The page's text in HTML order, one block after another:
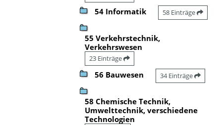
54 Informatik 58 Einträge
55 Verkehrstechnik,
Verkehrswesen
23 Einträge
56 Bauwesen 34 Einträge
58 Chemische Technik,
Umwelttechnik, verschiedene
Technologien